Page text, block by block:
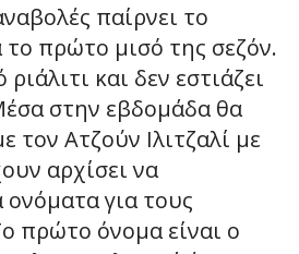
παίρνει το
πρώτο μισό της σεζόν.
και δεν εστιάζει
στην εβδομάδα θα
τον Ατζούν Ιλιτζαλί με
αρχίσει να
ονόματα για τους
πρώτο όνομα είναι ο